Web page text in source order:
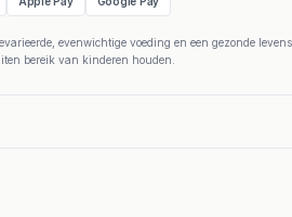
evenwichtige voeding en een gezonde
bereik van kinderen houden.